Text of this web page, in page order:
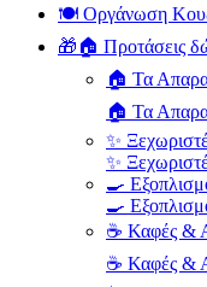
🍽️ Οργάνωση
🎁🏠 Προτάσεις
🏠 Τα
🏠 Τα
✨
✨
🍳
🍳
☕ Καφές &
☕ Καφές &